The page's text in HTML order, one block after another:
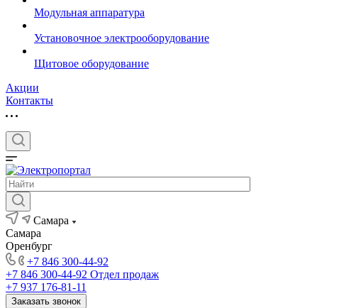
Модульная аппаратура
Установочное электрооборудование
Щитовое оборудование
Акции
Контакты
Самара
Самара
Оренбург
+7 846 300-44-92
+7 846 300-44-92 Отдел продаж
+7 937 176-81-11
Заказать звонок